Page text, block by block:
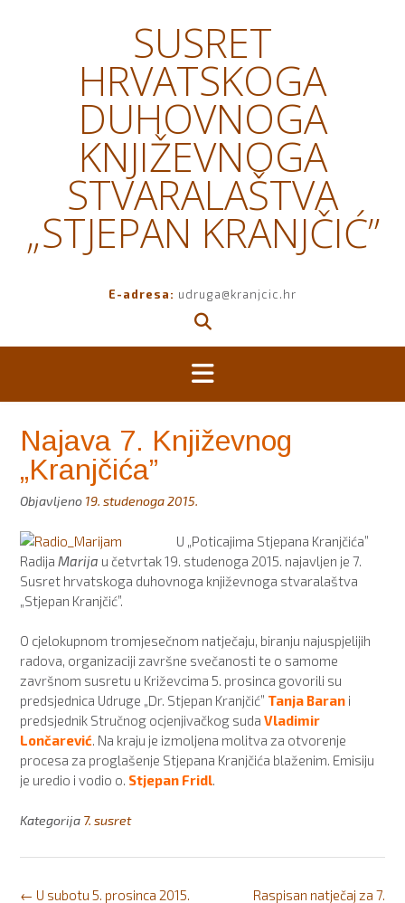
SUSRET
HRVATSKOGA
DUHOVNOGA
KNJIŽEVNOGA
STVARALAŠTVA
„STJEPAN KRANJČIĆ”
E-adresa: udruga@kranjcic.hr
Najava 7. Književnog
„Kranjčića”
Objavljeno 19. studenoga 2015.
U „Poticajima Stjepana Kranjčića”
Radija Marija u četvrtak 19. studenoga 2015. najavljen je 7.
Susret hrvatskoga duhovnoga književnoga stvaralaštva
„Stjepan Kranjčić”.
O cjelokupnom tromjesečnom natječaju, biranju najuspjelijih
radova, organizaciji završne svečanosti te o samome
završnom susretu u Križevcima 5. prosinca govorili su
predsjednica Udruge „Dr. Stjepan Kranjčić” Tanja Baran i
predsjednik Stručnog ocjenjivačkog suda Vladimir
Lončarević. Na kraju je izmoljena molitva za otvorenje
procesa za proglašenje Stjepana Kranjčića blaženim. Emisiju
je uredio i vodio o. Stjepan Fridl.
Kategorija 7. susret
Post
Raspisan natječaj za 7.
← U subotu 5. prosinca 2015.